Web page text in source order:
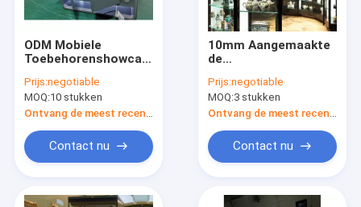
ODM Mobiele
Toebehorenshowcase
Prijs:negotiable
MOQ:10 stukken
Contact nu
10mm Aangemaakte
de
van het Glasmuseum
met T5-LEIDENE
Verlichting
Prijs:negotiable
MOQ:3 stukken
Contact nu